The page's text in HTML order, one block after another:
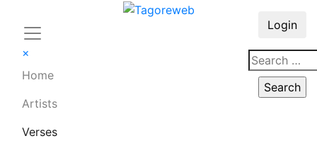
×
Home
Artists
Verses
Login